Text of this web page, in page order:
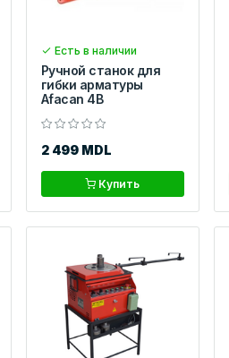
Есть в наличии
Ручной станок для
гибки арматуры
Afacan 4B
2 499 MDL
Купить